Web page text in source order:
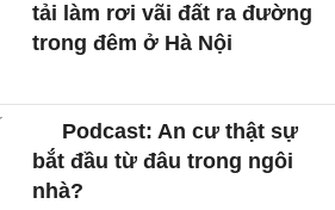
tải làm rơi vãi đất ra đường
trong đêm ở Hà Nội
Podcast: An cư thật sự
bắt đầu từ đâu trong ngôi
nhà?